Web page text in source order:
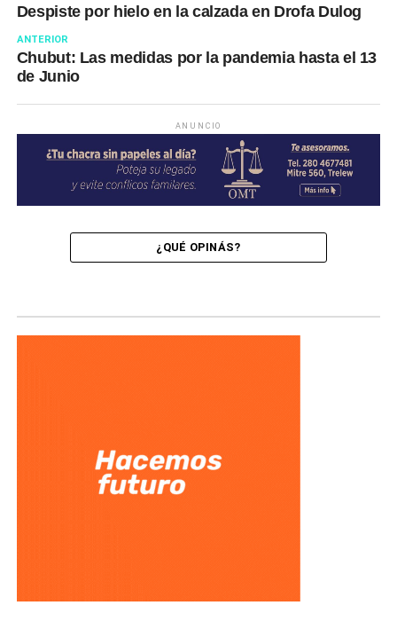
Despiste por hielo en la calzada en Drofa Dulog
ANTERIOR
Chubut: Las medidas por la pandemia hasta el 13
de Junio
ANUNCIO
¿QUÉ OPINÁS?